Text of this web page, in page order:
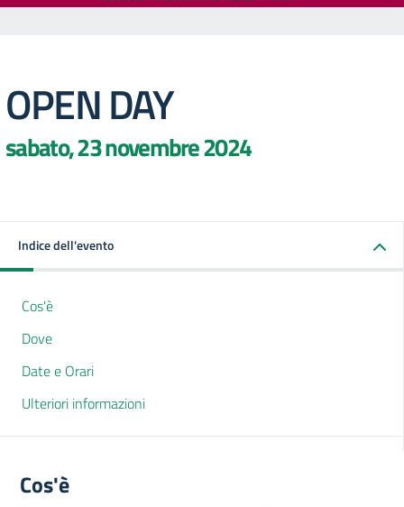
OPEN DAY
sabato, 23 novembre 2024
Indice dell'evento
Cos'è
Dove
Date e Orari
Ulteriori informazioni
Cos'è